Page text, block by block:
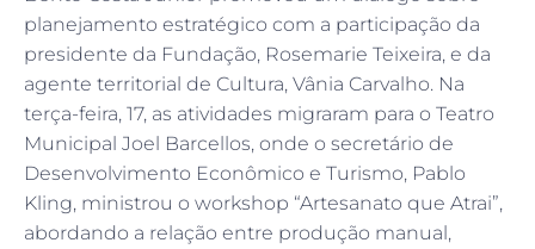
planejamento estratégico com a participação da
presidente da Fundação, Rosemarie Teixeira, e da
agente territorial de Cultura, Vânia Carvalho. Na
terça-feira, 17, as atividades migraram para o Teatro
Municipal Joel Barcellos, onde o secretário de
Desenvolvimento Econômico e Turismo, Pablo
Kling, ministrou o workshop “Artesanato que Atrai”,
abordando a relação entre produção manual,